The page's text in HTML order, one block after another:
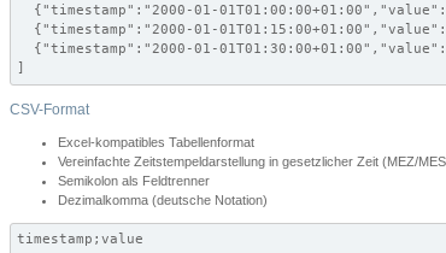
{"timestamp":"2000-01-
{"timestamp":"2000-01-
{"timestamp":"2000-01-
]
CSV-Format
Excel-kompatibles Tabellenformat
Vereinfachte Zeitstempeldarstellung in gesetzlicher Zeit (MEZ/
Semikolon als Feldtrenner
Dezimalkomma (deutsche Notation)
timestamp;value